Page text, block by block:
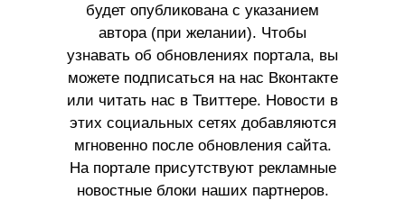
будет опубликована с указанием
автора (при желании). Чтобы
узнавать об обновлениях портала, вы
можете подписаться на нас Вконтакте
или читать нас в Твиттере. Новости в
этих социальных сетях добавляются
мгновенно после обновления сайта.
На портале присутствуют рекламные
новостные блоки наших партнеров.